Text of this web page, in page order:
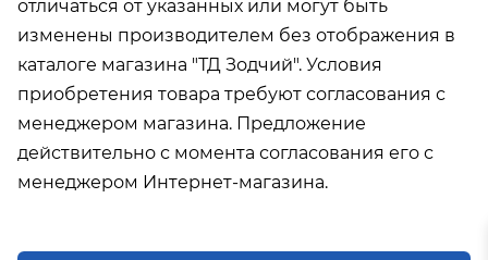
отличаться от указанных или могут быть
изменены производителем без отображения в
каталоге магазина "ТД Зодчий". Условия
приобретения товара требуют согласования с
менеджером магазина. Предложение
действительно с момента согласования его с
менеджером Интернет-магазина.